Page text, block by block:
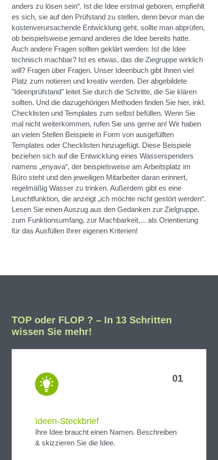
anders zu lösen sein“. Ist die Idee erstmal geboren, empfiehlt
es sich, sie auf den Prüfstand zu stellen, denn bevor man die
kostenverursachende Entwicklung geht, sollte man abprüfen,
ob beispielsweise jemand anderes die Idee bereits hatte.
Auch andere Fragen sollten geklärt werden: Ist die Idee
technisch machbar? Ist es etwas, das die Ziegruppe wirklich
will? Fragen über Fragen. Unser Ideenbuch gibt Ihnen viel
Platz zum notieren und kreativ werden. Der abgebildete
"Ideenprüfstand" leitet Sie durch die Schritte, die Sie klären
sollten. Und die dazugehörigen Methoden finden Sie hier, inkl.
Checklisten und Templates zum selbst befüllen. Wenn Sie
mal nicht weiterkommen, rufen Sie uns gerne an! Wir haben
an vielen Stellen Beispiele in Form von ausgefüllten
Templates oder Checklisten hinzugefügt. Diese Beispiele
beziehen sich auf die Entwicklung eines Wasserspenders
namens „enyava“, der beispielsweise am Arbeitsplatz im
Büro steht und den jeweiligen Mitarbeiter daran erinnert,
regelmäßig Wasser zu trinken. Außerdem gibt es eine
Leuchtfunktion, die anzeigt „ich möchte nicht gestört werden“.
Lesen Sie einen Auszug aus den Gedanken zur Zielgruppe,
zum Funktionsumfang, zur Machbarkeit,... als Orientierung
für das Ausfüllen Ihrer eigenen Kriterien!
TOP oder FLOP ? – In 13 Schritten
wissen Sie mehr!
01
Ideen-Steckbrief
Ihre Idee braucht einen Namen. Beschreiben
& skizzieren Sie die Idee.